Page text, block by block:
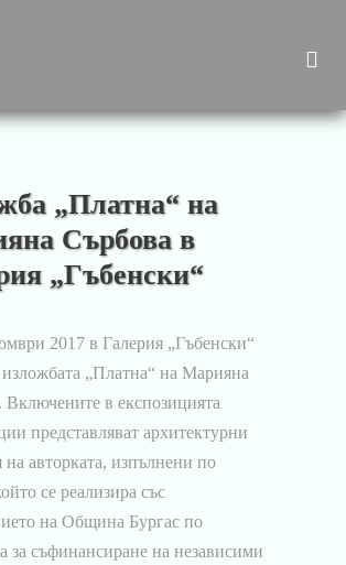
„Платна“ на
Сърбова в
„Гъбенски“
2017 в Галерия „Гъбенски“
изложбата „Платна“ на Марияна
Включените в експозицията
представляват архитектурни
на авторката, изпълнени по
се реализира със
на Община Бургас по
за съфинансиране на независими